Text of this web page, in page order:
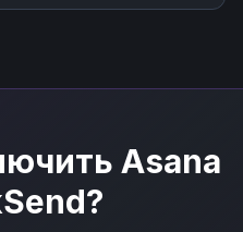
программирования за
Asana
?